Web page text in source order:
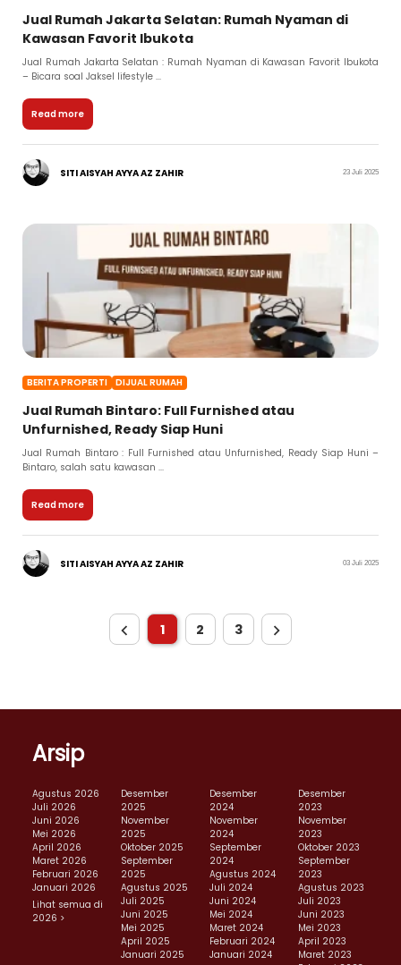
Jual Rumah Jakarta Selatan: Rumah Nyaman di
Kawasan Favorit Ibukota
Jual Rumah Jakarta Selatan : Rumah Nyaman di Kawasan Favorit Ibukota
– Bicara soal Jaksel lifestyle ...
Read more
SITI AISYAH AYYA AZ ZAHIR 23 Juli 2025
BERITA PROPERTI DIJUAL RUMAH
Jual Rumah Bintaro: Full Furnished atau
Unfurnished, Ready Siap Huni
Jual Rumah Bintaro : Full Furnished atau Unfurnished, Ready Siap Huni –
Bintaro, salah satu kawasan ...
Read more
SITI AISYAH AYYA AZ ZAHIR 03 Juli 2025
1 2 3
Arsip
Agustus 2026
Juli 2026
Juni 2026
Mei 2026
April 2026
Maret 2026
Februari 2026
Januari 2026
Lihat semua di
2026 >
Desember
2025
November
2025
Oktober 2025
September
2025
Agustus 2025
Juli 2025
Juni 2025
Mei 2025
April 2025
Januari 2025
Desember
2024
November
2024
September
2024
Agustus 2024
Juli 2024
Juni 2024
Mei 2024
Maret 2024
Februari 2024
Januari 2024
Desember
2023
November
2023
Oktober 2023
September
2023
Agustus 2023
Juli 2023
Juni 2023
Mei 2023
April 2023
Maret 2023